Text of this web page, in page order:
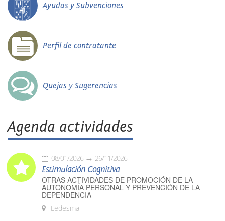
Ayudas y Subvenciones
Perfil de contratante
Quejas y Sugerencias
Agenda actividades
08/01/2026 26/11/2026
Estimulación Cognitiva
OTRAS ACTIVIDADES DE PROMOCIÓN DE LA
AUTONOMÍA PERSONAL Y PREVENCIÓN DE LA
DEPENDENCIA
Ledesma